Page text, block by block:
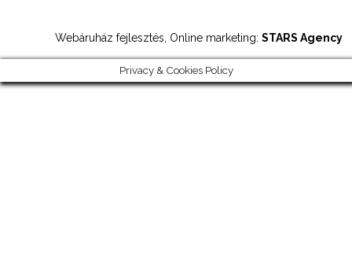
Webáruház fejlesztés, Online marketing: STARS Agency
Privacy & Cookies Policy